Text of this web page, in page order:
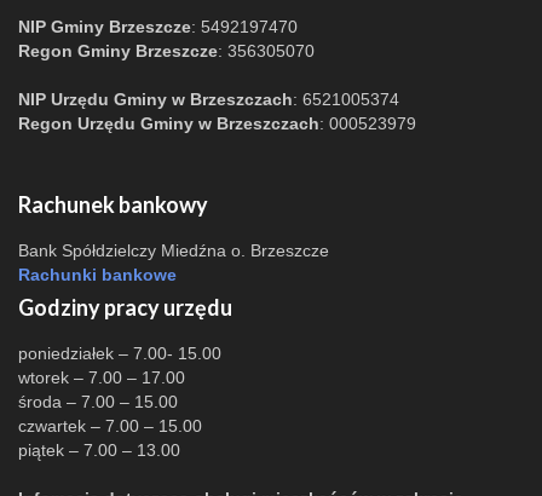
NIP Gminy Brzeszcze: 5492197470
Regon Gminy Brzeszcze: 356305070
NIP Urzędu Gminy w Brzeszczach: 6521005374
Regon Urzędu Gminy w Brzeszczach: 000523979
Rachunek bankowy
Bank Spółdzielczy Miedźna o. Brzeszcze
Rachunki bankowe
Godziny pracy urzędu
poniedziałek – 7.00- 15.00
wtorek – 7.00 – 17.00
środa – 7.00 – 15.00
czwartek – 7.00 – 15.00
piątek – 7.00 – 13.00